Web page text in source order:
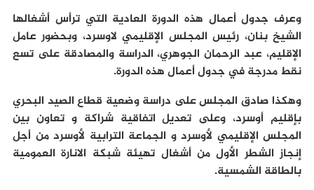
وعرف جدول أعمال هذه الدورة العادية التي ترأس أشغالها
الشيخ بنان، رئيس المجلس الإقليمي لاوسرد، وبحضور عامل
الإقليم، عبد الرحمان الجوهري، الدراسة والمصادقة على تسع
نقط مدرجة في جدول أعمال هذه الدورة.
وهكذا صادق المجلس على دراسة وضعية قطاع الصيد البحري
بإقليم أوسرد، وعلى تعديل اتفاقية شراكة و تعاون بين
المجلس الإقليمي لأوسرد و الجماعة الترابية لأوسرد من أجل
إنجاز الشطر الأول من أشغال تهيئة شبكة الانارة العمومية
بالطاقة الشمسية.